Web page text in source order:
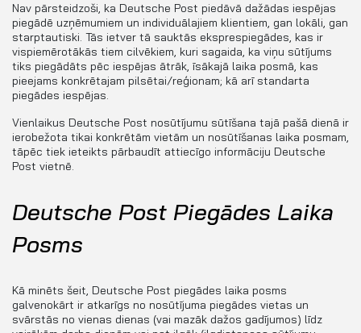
Nav pārsteidzoši, ka Deutsche Post piedāvā dažādas iespējas
piegādē uzņēmumiem un individuālajiem klientiem, gan lokāli, gan
starptautiski. Tās ietver tā sauktās eksprespiegādes, kas ir
vispiemērotākās tiem cilvēkiem, kuri sagaida, ka viņu sūtījums
tiks piegādāts pēc iespējas ātrāk, īsākajā laika posmā, kas
pieejams konkrētajam pilsētai/reģionam; kā arī standarta
piegādes iespējas.
Vienlaikus Deutsche Post nosūtījumu sūtīšana tajā pašā dienā ir
ierobežota tikai konkrētām vietām un nosūtīšanas laika posmam,
tāpēc tiek ieteikts pārbaudīt attiecīgo informāciju Deutsche
Post vietnē.
Deutsche Post Piegādes Laika
Posms
Kā minēts šeit, Deutsche Post piegādes laika posms
galvenokārt ir atkarīgs no nosūtījuma piegādes vietas un
svārstās no vienas dienas (vai mazāk dažos gadījumos) līdz